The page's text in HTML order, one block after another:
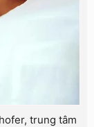
trung tâm